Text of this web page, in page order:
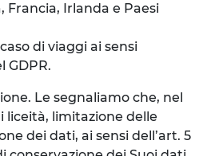
Francia, Irlanda e Paesi
di viaggi ai sensi
GDPR.
Le segnaliamo che, nel
liceità, limitazione delle
dei dati, ai sensi dell’art. 5